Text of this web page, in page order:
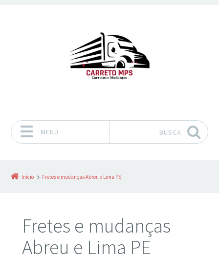
MENU BUSCA
Início Fretes e mudanças Abreu e Lima PE
Fretes e mudanças
Abreu e Lima PE